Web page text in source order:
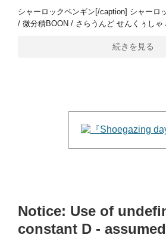
シャーロックペンギン[/caption] シャーロ
/ 微分積BOON / さらうんど せんくぅし
続きを見る
Notice: Use of
constant D -